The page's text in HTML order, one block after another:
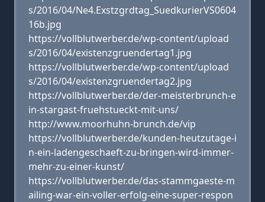
s/2016/04/Ne4.Exstzgrdtag_SuedkurierVS0604
16b.jpg
https://vollblutwerber.de/wp-content/upload
s/2016/04/existenzgruendertag1.jpg
https://vollblutwerber.de/wp-content/upload
s/2016/04/existenzgruendertag2.jpg
https://vollblutwerber.de/der-meisterbrunch-e
in-stargast-fruehstueckt-mit-uns/
http://www.moorhuhn-brunch.de/vip
https://vollblutwerber.de/kunden-heutzutage-i
n-ein-ladengeschaeft-zu-bringen-wird-immer-
mehr-zu-einer-kunst/
https://vollblutwerber.de/das-stammgaeste-m
ailing-war-ein-voller-erfolg-eine-super-respon